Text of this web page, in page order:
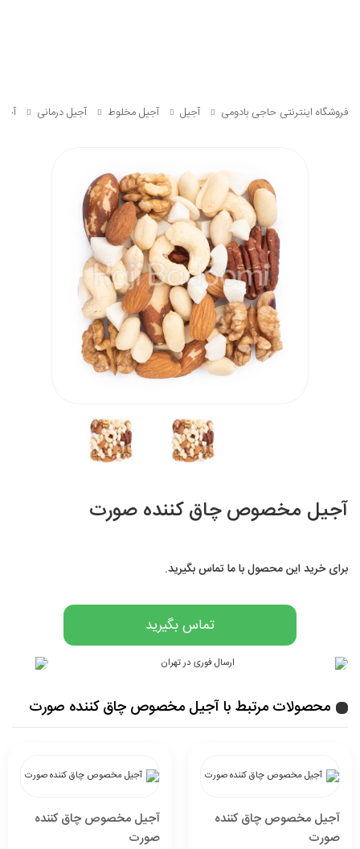
فروشگاه اینترنتی حاجی بادومی آجیل آجیل مخلوط آجیل درمانی
آجیل مخصوص چاق کننده صورت
برای خرید این محصول با ما تماس بگیرید.
تماس بگیرید
محصولات مرتبط با آجیل مخصوص چاق کننده صورت
آجیل مخصوص چاق کننده
صورت
آجیل مخصوص چاق کننده
صورت